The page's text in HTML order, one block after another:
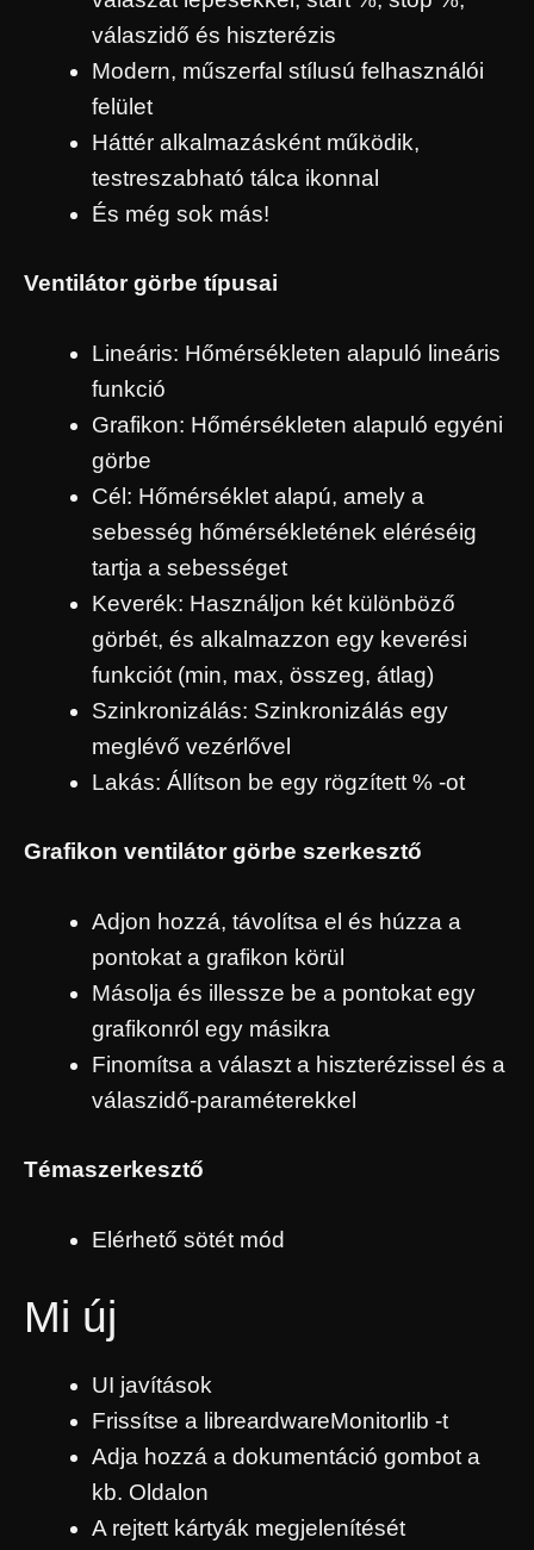
válaszidő és hiszterézis
Modern, műszerfal stílusú felhasználói
felület
Háttér alkalmazásként működik,
testreszabható tálca ikonnal
És még sok más!
Ventilátor görbe típusai
Lineáris: Hőmérsékleten alapuló lineáris
funkció
Grafikon: Hőmérsékleten alapuló egyéni
görbe
Cél: Hőmérséklet alapú, amely a
sebesség hőmérsékletének eléréséig
tartja a sebességet
Keverék: Használjon két különböző
görbét, és alkalmazzon egy keverési
funkciót (min, max, összeg, átlag)
Szinkronizálás: Szinkronizálás egy
meglévő vezérlővel
Lakás: Állítson be egy rögzített % -ot
Grafikon ventilátor görbe szerkesztő
Adjon hozzá, távolítsa el és húzza a
pontokat a grafikon körül
Másolja és illessze be a pontokat egy
grafikonról egy másikra
Finomítsa a választ a hiszterézissel és a
válaszidő-paraméterekkel
Témaszerkesztő
Elérhető sötét mód
Mi új
UI javítások
Frissítse a libreardwareMonitorlib -t
Adja hozzá a dokumentáció gombot a
kb. Oldalon
A rejtett kártyák megjelenítését